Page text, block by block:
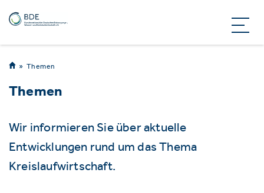
Themen
Themen
Wir informieren Sie über aktuelle
Entwicklungen rund um das Thema
Kreislaufwirtschaft.